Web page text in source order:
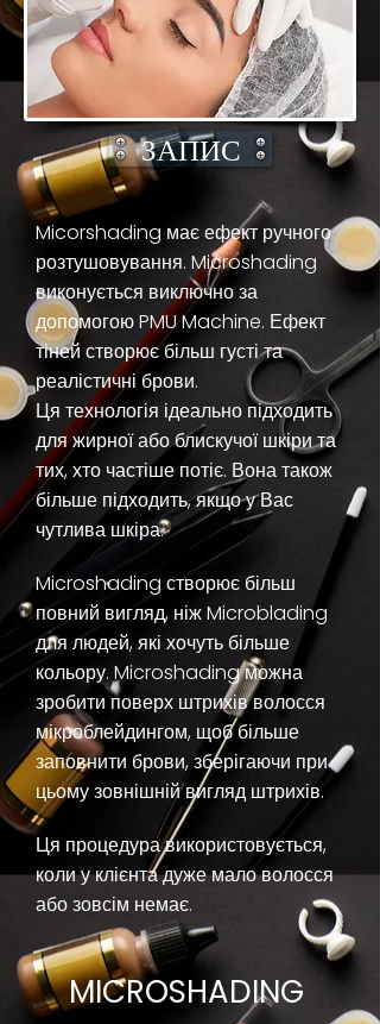
ЗАПИС
Micorshading має ефект ручного
розтушовування. Microshading
виконується виключно за
допомогою PMU Machine. Ефект
тіней створює більш густі та
реалістичні брови.
Ця технологія ідеально підходить
для жирної або блискучої шкіри та
тих, хто частіше потіє. Вона також
більше підходить, якщо у Вас
чутлива шкіра.
Microshading створює більш
повний вигляд, ніж Microblading
для людей, які хочуть більше
кольору. Microshading можна
зробити поверх штрихів волосся
мікроблейдингом, щоб більше
заповнити брови, зберігаючи при
цьому зовнішній вигляд штрихів.
Ця процедура використовується,
коли у клієнта дуже мало волосся
або зовсім немає.
MICROSHADING